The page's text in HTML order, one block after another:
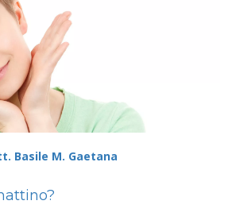
Basile M. Gaetana